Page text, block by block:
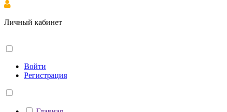
Личный кабинет
Войти
Регистрация